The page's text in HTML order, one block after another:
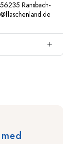
Ransbach-